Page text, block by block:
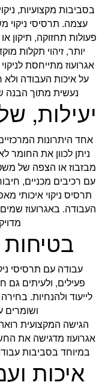
בסביבות מקצועיות,
עצמה. תרסיסי ניקוי
פעולות תחזוקה, תיקון
יותר, זיהוי תקלות
אגרועוז מתייחסת
על איכות העבודה ולא
נעשית מתוך הבנה
יעילות,
אחד היתרונות
ניתן לכוון את החומר
מבזבוז או הצפה של
עם רכיבים מכניים,
תרסיס ניקוי איכותי
העבודה. באגרועוז
עבודה עם תרסיסי
פעילים, ולעיתים
לייעוד ולהנחיות.
הגישה המקצועית
אגרועוז מדגישה את
במיוחד בסביבות
איכות